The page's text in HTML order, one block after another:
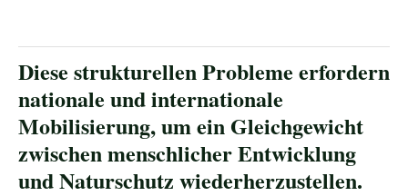
Diese strukturellen Probleme erfordern
nationale und internationale
Mobilisierung, um ein Gleichgewicht
zwischen menschlicher Entwicklung
und Naturschutz wiederherzustellen.